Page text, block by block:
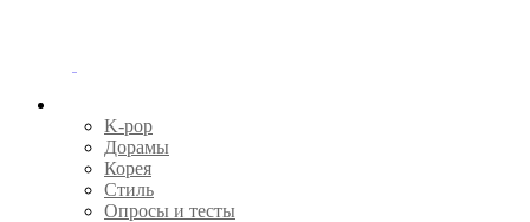
K-pop
Дорамы
Корея
Стиль
Опросы и тесты